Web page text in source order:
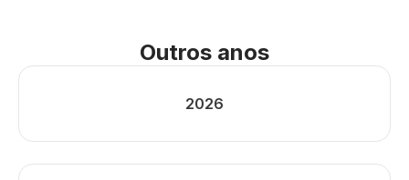
Outros anos
2026